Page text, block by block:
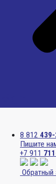
8 812
Пишите
+7 911
Обратный